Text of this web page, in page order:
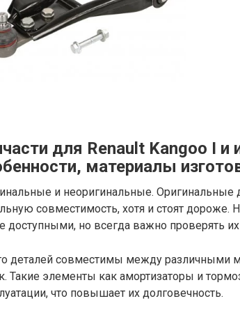
для Renault Kangoo I и
материалы
и неоригинальные. Оригинальные
совместимость, хотя и стоят дороже.
доступными, но всегда важно проверять их
деталей совместимы между различными
Такие элементы как амортизаторы и
что повышает их долговечность.